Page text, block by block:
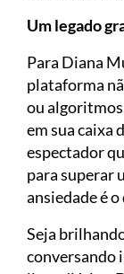
Um legado
Para Diana
plataforma
ou
em sua caixa
espectador
para superar
ansiedade é
Seja
conversando